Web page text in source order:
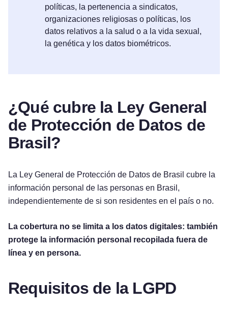
políticas, la pertenencia a sindicatos,
organizaciones religiosas o políticas, los
datos relativos a la salud o a la vida sexual,
la genética y los datos biométricos.
¿Qué cubre la Ley General
de Protección de Datos de
Brasil?
La Ley General de Protección de Datos de Brasil cubre la
información personal de las personas en Brasil,
independientemente de si son residentes en el país o no.
La cobertura no se limita a los datos digitales: también
protege la información personal recopilada fuera de
línea y en persona.
Requisitos de la LGPD